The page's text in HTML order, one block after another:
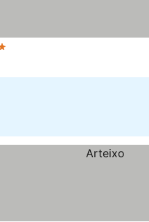
1 Estrelas